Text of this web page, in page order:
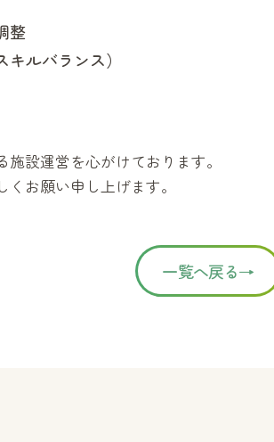
整
ルバランス）
設運営を心がけております。
お願い申し上げます。
一覧へ戻る→